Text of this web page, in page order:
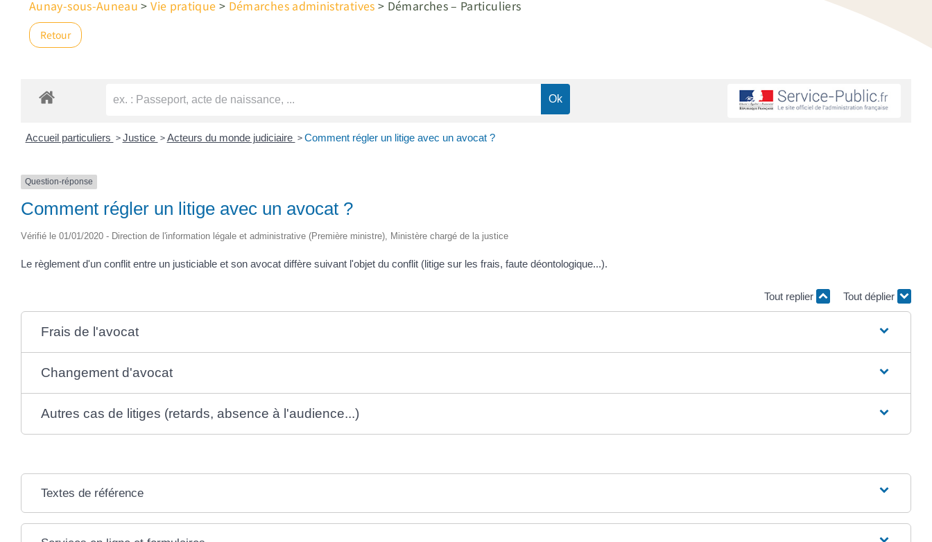
Aunay-sous-Auneau >Vie pratique > Démarches administratives > Démarches – Particuliers
Retour
Accueil particuliers > Justice > Acteurs du monde judiciaire > Comment régler un litige avec un avocat ?
Question-réponse
Comment régler un litige avec un avocat ?
Vérifié le 01/01/2020 - Direction de l'information légale et administrative (Première ministre), Ministère chargé de la justice
Le règlement d'un conflit entre un justiciable et son avocat diffère suivant l'objet du conflit (litige sur les frais, faute déontologique...).
Tout replier Tout déplier
Frais de l'avocat
Changement d'avocat
Autres cas de litiges (retards, absence à l'audience...)
Textes de référence